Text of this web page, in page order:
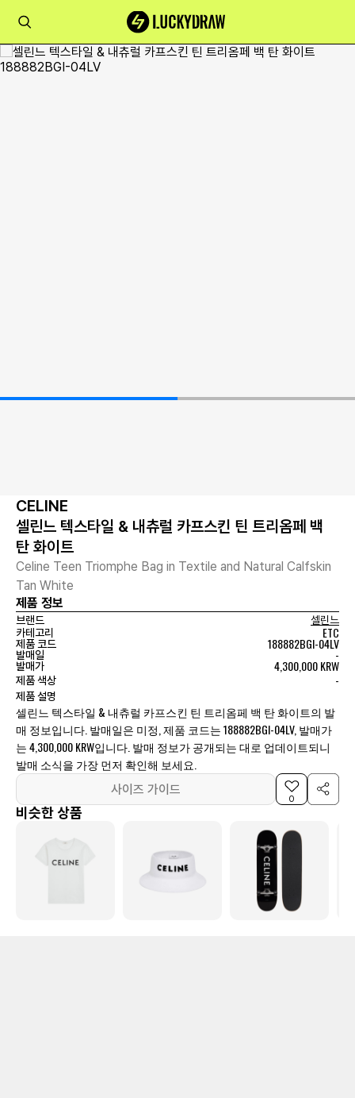
CELINE
셀린느 텍스타일 & 내츄럴 카프스킨 틴 트리옴페 백
탄 화이트
Celine Teen Triomphe Bag in Textile and Natural Calfskin
Tan White
제품 정보
브랜드
셀린느
카테고리
ETC
제품 코드 188882BGI-04LV
발매일 -
발매가 4,300,000 KRW
제품 색상 -
제품 설명
셀린느 텍스타일 & 내츄럴 카프스킨 틴 트리옴페 백 탄 화이트의 발
매 정보입니다. 발매일은 미정, 제품 코드는 188882BGI-04LV, 발매가
는 4,300,000 KRW입니다. 발매 정보가 공개되는 대로 업데이트되니
발매 소식을 가장 먼저 확인해 보세요.
사이즈 가이드
0
비슷한 상품